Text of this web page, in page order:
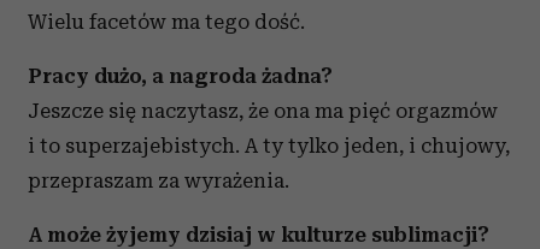
Wielu facetów ma tego dość.
Pracy dużo, a nagroda żadna?
Jeszcze się naczytasz, że ona ma pięć orgazmów
i to superzajebistych. A ty tylko jeden, i chujowy,
przepraszam za wyrażenia.
A może żyjemy dzisiaj w kulturze sublimacji?